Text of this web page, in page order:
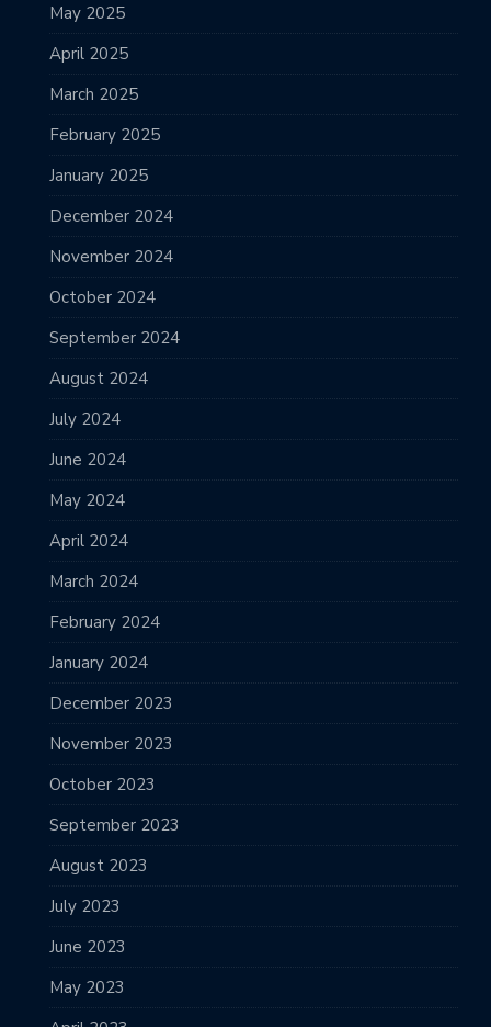
May 2025
April 2025
March 2025
February 2025
January 2025
December 2024
November 2024
October 2024
September 2024
August 2024
July 2024
June 2024
May 2024
April 2024
March 2024
February 2024
January 2024
December 2023
November 2023
October 2023
September 2023
August 2023
July 2023
June 2023
May 2023